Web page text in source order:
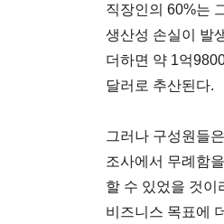
직장인의 60%는
생산성 손실이 발
더하면 약 1억
달러로 추산된다.
그러나 구성원들
조사에서 무례함
할 수 있었을 것이
비즈니스 목표에